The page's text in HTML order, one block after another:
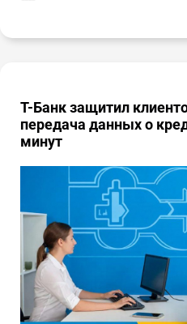
Т-Банк защитил
передача данных о
минут